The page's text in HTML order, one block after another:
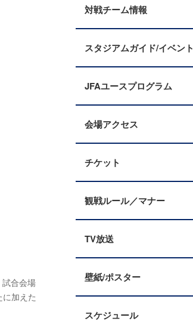
合会場
加えた
対戦チーム情報
スタジアムガイド/イベント
JFAユースプログラム
会場アクセス
チケット
観戦ルール／マナー
TV放送
壁紙/ポスター
スケジュール